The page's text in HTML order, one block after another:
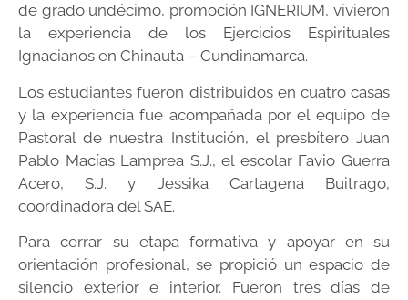
de grado undécimo, promoción IGNERIUM, vivieron
la experiencia de los Ejercicios Espirituales
Ignacianos en Chinauta – Cundinamarca.
Los estudiantes fueron distribuidos en cuatro casas
y la experiencia fue acompañada por el equipo de
Pastoral de nuestra Institución, el presbítero Juan
Pablo Macías Lamprea S.J., el escolar Favio Guerra
Acero, S.J. y Jessika Cartagena Buitrago,
coordinadora del SAE.
Para cerrar su etapa formativa y apoyar en su
orientación profesional, se propició un espacio de
silencio exterior e interior. Fueron tres días de